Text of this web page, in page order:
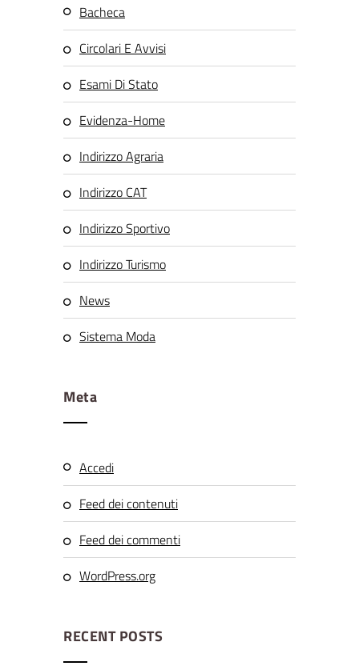
Bacheca
Circolari E Avvisi
Esami Di Stato
Evidenza-Home
Indirizzo Agraria
Indirizzo CAT
Indirizzo Sportivo
Indirizzo Turismo
News
Sistema Moda
Meta
Accedi
Feed dei contenuti
Feed dei commenti
WordPress.org
RECENT POSTS